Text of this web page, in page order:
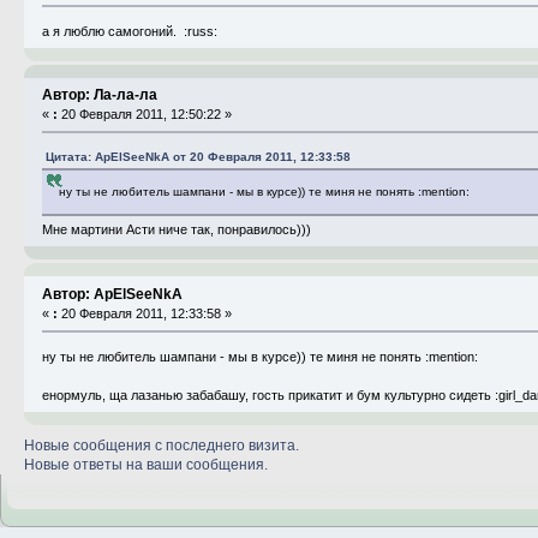
а я люблю самогоний. :russ:
Автор: Ла-ла-ла
« : 20 Февраля 2011, 12:50:22 »
Цитата: ApElSeeNkA от 20 Февраля 2011, 12:33:58
ну ты не любитель шампани - мы в курсе)) те миня не понять :mention:
Мне мартини Асти ниче так, понравилось)))
Автор: ApElSeeNkA
« : 20 Февраля 2011, 12:33:58 »
ну ты не любитель шампани - мы в курсе)) те миня не понять :mention:
енормуль, ща лазанью забабашу, гость прикатит и бум культурно сидеть
Новые сообщения с последнего визита.
Новые ответы на ваши сообщения.